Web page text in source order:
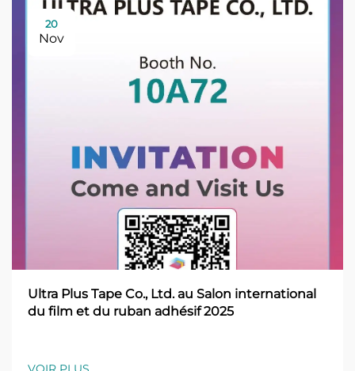
20
Nov
Ultra Plus Tape Co., Ltd. au Salon international
du film et du ruban adhésif 2025